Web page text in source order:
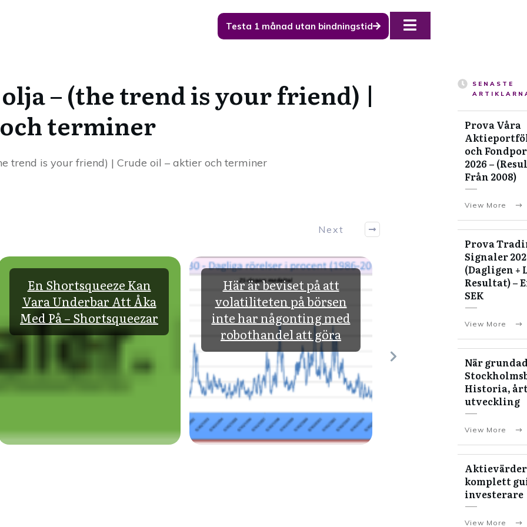
Testa 1 månad utan bindningstid
– (the trend is your friend) |
terminer
trend is your friend) | Crude oil – aktier och terminer
Next
En Shortsqueeze Kan
Vara Underbar Att Åka
Med På – Shortsqueezar
Här är beviset på att
volatiliteten på börsen
inte har någonting med
robothandel att göra
Forex Trading: En
till handel på
valutamarknaden
SENASTE
Prova Våra
och
2026 –
Från 2008)
View More
Prova
Signaler
(Dagligen +
Resultat) –
SEK
View More
När
Historia,
utveckling
View More
komplett
investerare
View More